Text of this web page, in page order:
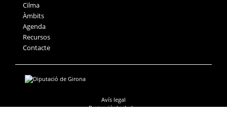
Cilma
Àmbits
Agenda
Recursos
Contacte
Avís legal
Protecció de dades